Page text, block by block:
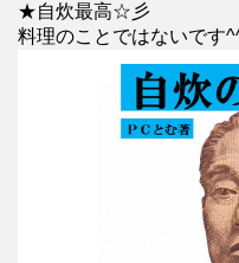
★自炊最高☆彡
料理のことではないです